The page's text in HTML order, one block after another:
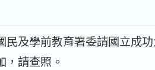
民及學前教育署委請國立成
，請查照。